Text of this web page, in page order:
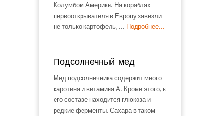
Колумбом Америки. На кораблях
первооткрывателя в Европу завезли
не только картофель, ... Подробнее...
Подсолнечный мед
Мед подсолнечника содержит много
каротина и витамина А. Кроме этого, в
его составе находится глюкоза и
редкие ферменты. Сахара в таком